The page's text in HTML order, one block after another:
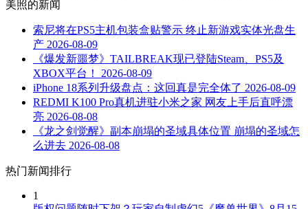
美照的新闻
索尼将在PS5主机包装盒贴警示 终止新游戏实体光盘生
产 2026-08-09
《爆发新噩梦》TAILBREAK现已登陆Steam、PS5及
XBOX平台！
2026-08-09
iPhone 18系列升级盘点：这回真是完全体了 2026-08-09
REDMI K100 Pro真机进驻小米之家 网友上手后直呼漂
亮 2026-08-08
《龙之剑觉醒》副本崩塌的圣域具体位置 崩塌的圣域怎
么进去 2026-08-08
热门新闻排行
1